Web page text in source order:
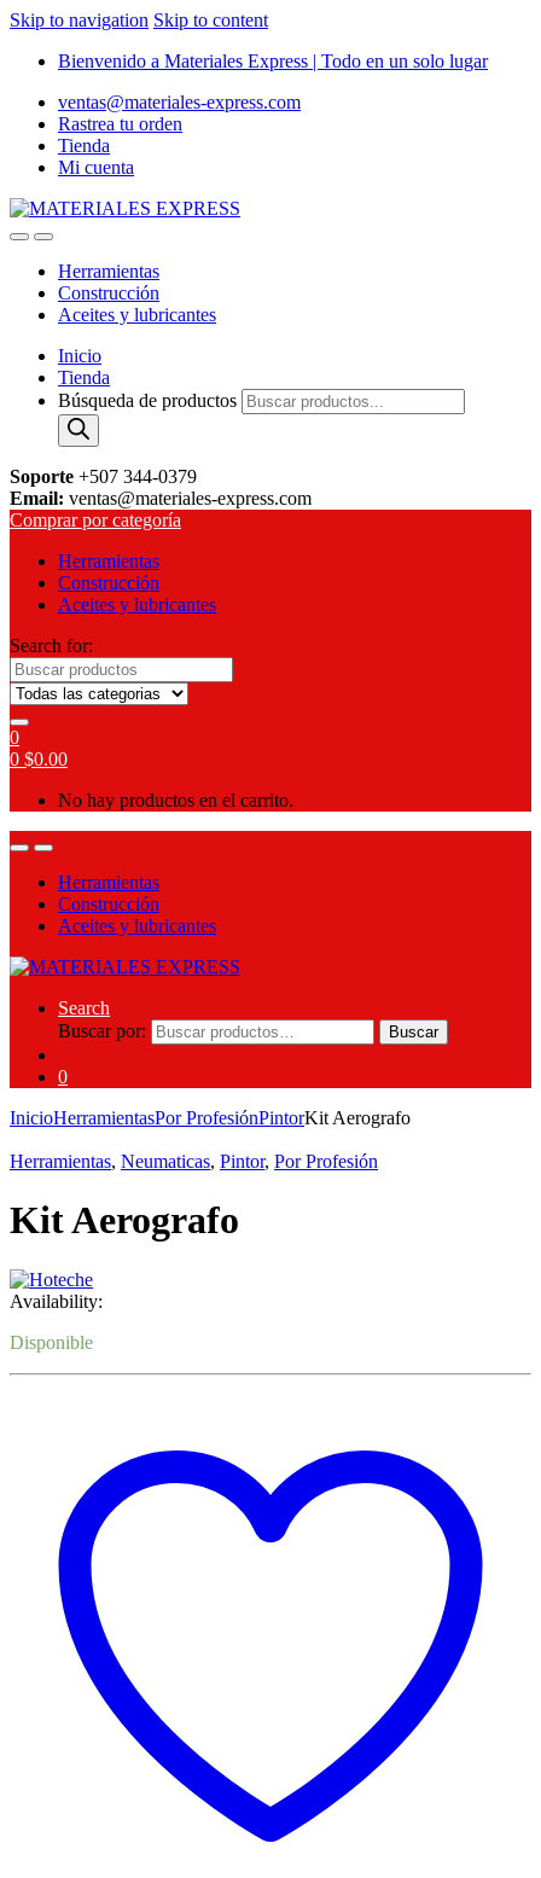
Skip to navigation Skip to content
Bienvenido a Materiales Express | Todo en un solo lugar
ventas@materiales-express.com
Rastrea tu orden
Tienda
Mi cuenta
Herramientas
Construcción
Aceites y lubricantes
Inicio
Tienda
Búsqueda de productos
Soporte +507 344-0379
Email: ventas@materiales-express.com
Comprar por categoría
Herramientas
Construcción
Aceites y lubricantes
Search for:
0
0 $0.00
No hay productos en el carrito.
Herramientas
Construcción
Aceites y lubricantes
Search
Buscar por:
Buscar
0
InicioHerramientasPor ProfesiónPintorKit Aerografo
Herramientas, Neumaticas, Pintor, Por Profesión
Kit Aerografo
Availability:
Disponible